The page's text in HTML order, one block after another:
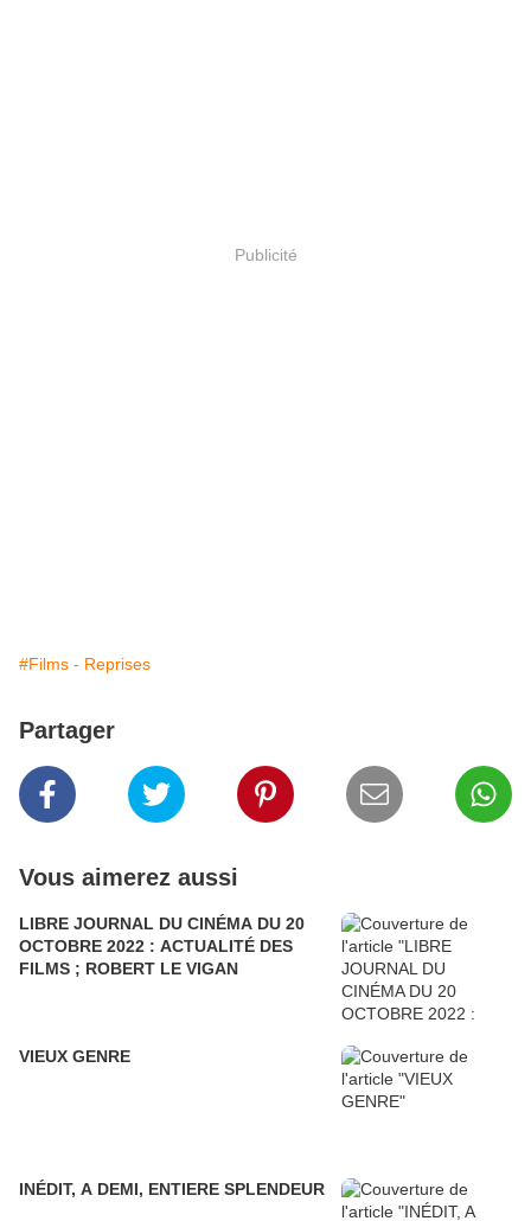
Publicité
#Films - Reprises
Partager
Vous aimerez aussi
LIBRE JOURNAL DU CINÉMA DU 20
OCTOBRE 2022 : ACTUALITÉ DES
FILMS ; ROBERT LE VIGAN
VIEUX GENRE
INÉDIT, A DEMI, ENTIERE SPLENDEUR